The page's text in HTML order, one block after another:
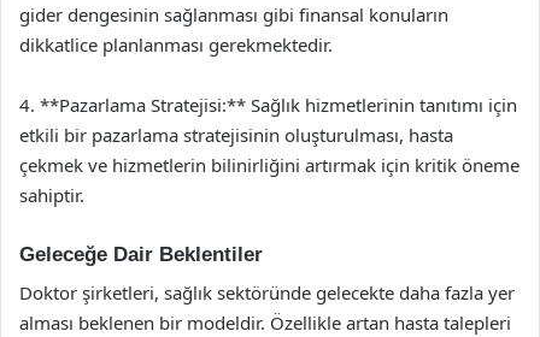
gider dengesinin sağlanması gibi finansal konuların
dikkatlice planlanması gerekmektedir.
4. **Pazarlama Stratejisi:** Sağlık hizmetlerinin tanıtımı için
etkili bir pazarlama stratejisinin oluşturulması, hasta
çekmek ve hizmetlerin bilinirliğini artırmak için kritik öneme
sahiptir.
Geleceğe Dair Beklentiler
Doktor şirketleri, sağlık sektöründe gelecekte daha fazla yer
alması beklenen bir modeldir. Özellikle artan hasta talepleri